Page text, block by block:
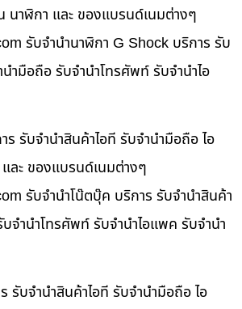
นาฬิกา และ ของแบรนด์เนมต่างๆ
รับจำนำนาฬิกา G Shock บริการ รับ
ำมือถือ รับจำนำโทรศัพท์ รับจำนำไอ
รับจำนำสินค้าไอที รับจำนำมือถือ ไอ
ละ ของแบรนด์เนมต่างๆ
รับจำนำโน๊ตบุ๊ค บริการ รับจำนำสินค้า
จำนำโทรศัพท์ รับจำนำไอแพค รับจำนำ
รับจำนำสินค้าไอที รับจำนำมือถือ ไอ